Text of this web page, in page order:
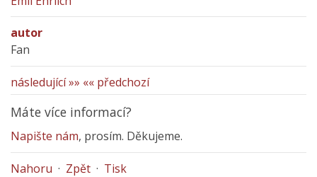
autor
Fan
následující »» «« předchozí
Máte více informací?
Napište nám, prosím. Děkujeme.
Nahoru · Zpět · Tisk